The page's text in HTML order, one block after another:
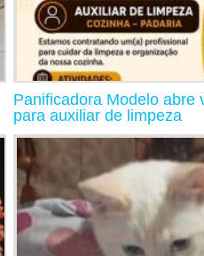
Panificadora Modelo abre
para auxiliar de limpeza